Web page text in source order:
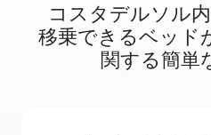
コスタデルソル
移⁠乗⁠で⁠き⁠るベ⁠ッ⁠ド⁠
関⁠す⁠る簡⁠単⁠